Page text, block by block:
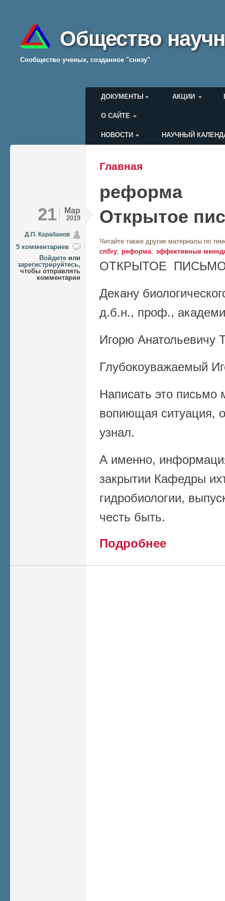
Общество
Cообщество ученых, созданное "снизу"
Главное меню
ДОКУМЕНТЫ АКЦИИ
О САЙТЕ
Меню пользователя
НОВОСТИ НАУЧНЫЙ
Вы здесь
Главная
реформа
21 Мар
2019
Д.П. Карабанов
5 комментариев
Войдите или
зарегистрируйтесь,
чтобы отправлять
комментарии
Открытое
Читайте также другие материалы по
спбгу реформа эффективные
ОТКРЫТОЕ
Декану
д.б.н., проф.,
Игорю Анатольевичу
Глубокоуважаемый
Написать это письмо
вопиющая ситуация,
узнал.
А именно,
закрытии Кафедры
гидробиологии,
честь быть.
Подробнее